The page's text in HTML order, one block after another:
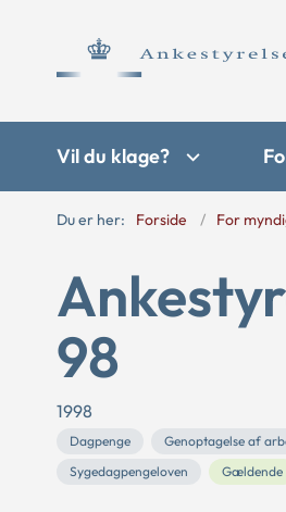
Vil du klage?
Du er her: Forside For
98
1998
Dagpenge Genoptagelse af
Sygedagpengeloven
Gældende